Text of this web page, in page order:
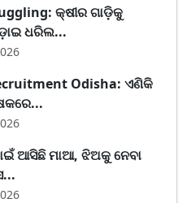
କ୍ଷୀର ଗାଡ଼ିକୁ
ଧରିଲ...
Odisha: ଏଣିକି
ଆସିଛି ମାଆ, ଝିଅକୁ ନେବା